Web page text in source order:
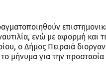
ενώ με αφορμή και
ο Δήμος Πειραιά
μήνυμα για την